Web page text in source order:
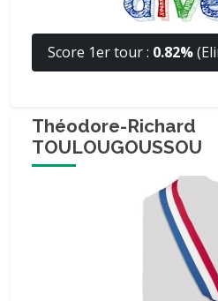
Score 1er tour : 0.82%
Théodore-Richard
TOULOUGOUSSOU